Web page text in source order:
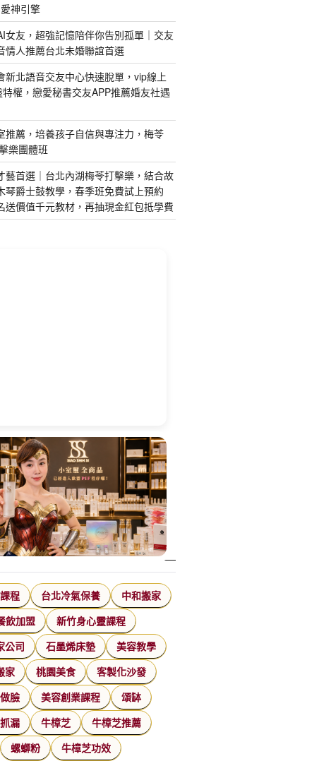
神引擎
女友，超強記憶陪伴你告別孤單｜交友
情人推薦台北未婚聯誼首選
新北語音交友中心快速脫單，vip線上
權，戀愛秘書交友APP推薦婚友社遇
推薦，培養孩子自信與專注力，梅苓
樂團體班
藝首選｜台北內湖梅苓打擊樂，結合故
琴爵士鼓教學，春季班免費試上預約
送價值千元教材，再抽現金紅包抵學費
程 台北冷氣保養 中和搬家
飲加盟 新竹身心靈課程
公司 石墨烯床墊 美容教學
家 桃園美食 客製化沙發
臉 美容創業課程 頌缽
漏 牛樟芝 牛樟芝推薦
螺螄粉 牛樟芝功效